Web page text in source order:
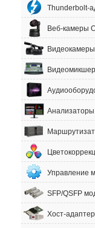
Thunderbolt-
Веб-камеры
Видеокамеры
Анализаторы
Управление
SFP/QSFP
Хост-